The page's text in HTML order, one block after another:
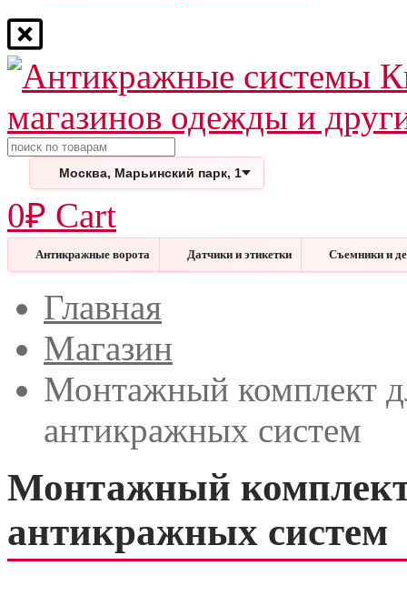
Поиск
Москва, Марьинский парк, 1
0₽ Cart
Антикражные ворота Датчики и этикетки Съемники и
ЗакрытьГлавная
Магазин
Монтажный комплект
антикражных систем
Монтажный комплект
антикражных систем